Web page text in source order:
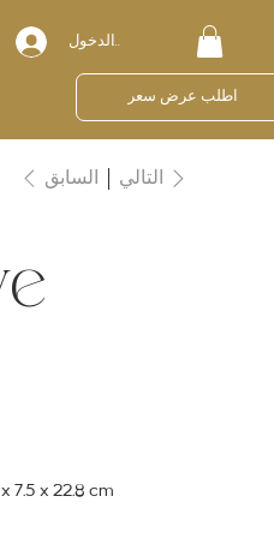
تسجيل الدخول
اطلب عرض سعر
السابق التالي
7.5 x 22.8 cm